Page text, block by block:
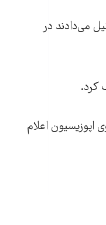
می‌دادند در
کرد.
اپوزیسیون اعلام